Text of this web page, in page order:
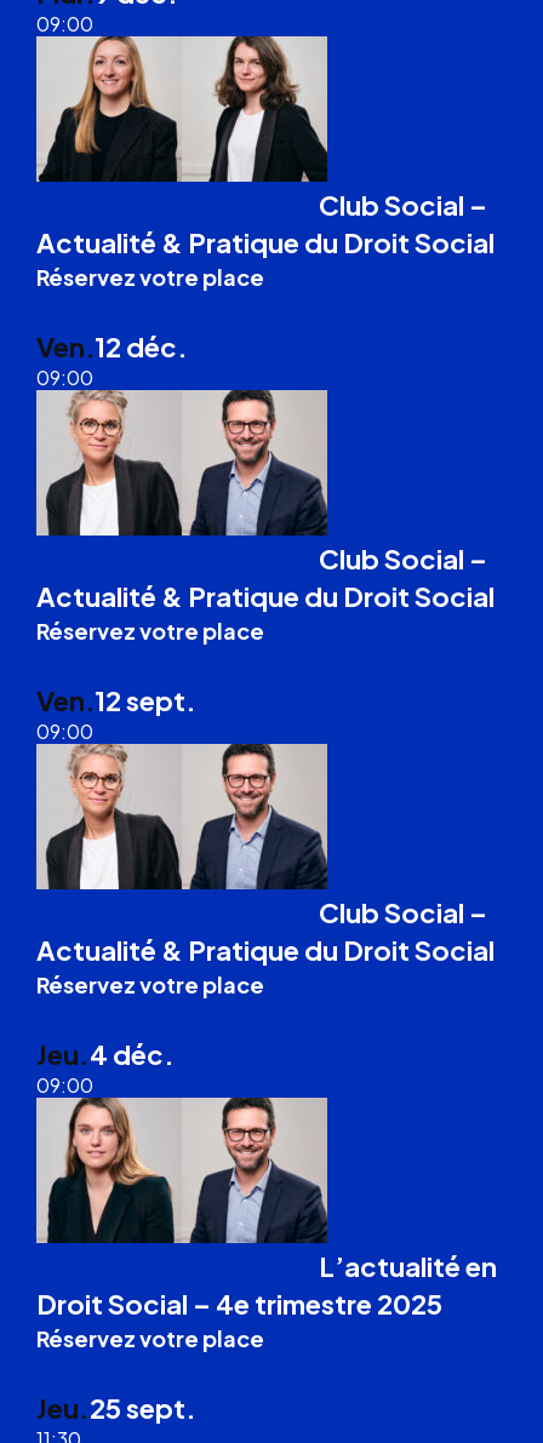
09:00
Club Social –
Actualité & Pratique du Droit Social
Réservez votre place
Ven.12 déc.
09:00
Club Social –
Actualité & Pratique du Droit Social
Réservez votre place
Ven.12 sept.
09:00
Club Social –
Actualité & Pratique du Droit Social
Réservez votre place
Jeu.4 déc.
09:00
L’actualité en
Droit Social – 4e trimestre 2025
Réservez votre place
Jeu.25 sept.